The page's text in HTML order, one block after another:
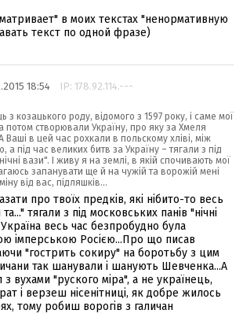
в моих текстах "ненормативную
текст по одной фразе)
18:54 IP: 178.92.114.---
з козацького роду, відомого з 1597 року, і саме мої
потом створювали Україну, про яку за Хмеля
Ваші в цей час рохкали в польскому хліві, між
а під час великих битв за Україну – тягали з під
вази". І живу я на землі, в якій спочивають мої
запанувати ще й на чужій та ворожій мені
від вас, підляшків...
про твоїх предків, які нібито-то весь
тягали з під московських панів "нічні
весь час безпробудно була
імперською Росією...Про що писав
"гострить сокиру" на боротьбу з цим
так шанували і шанують Шевченка...А
вухами "руского міра", а не українець,
і верзеш нісенітниці, як добре жилось
тому робиш ворогів з галичан